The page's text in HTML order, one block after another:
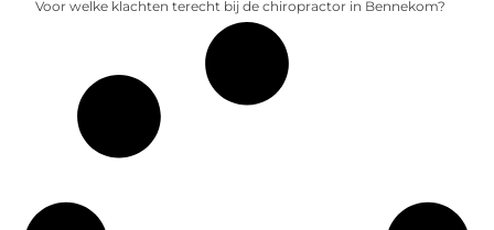
Voor welke klachten terecht bij de chiropractor in Bennekom?